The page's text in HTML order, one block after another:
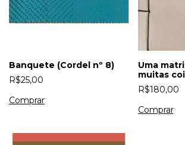
Banquete (Cordel nº 8)
R$25,00
Uma
muitas
R$180,00